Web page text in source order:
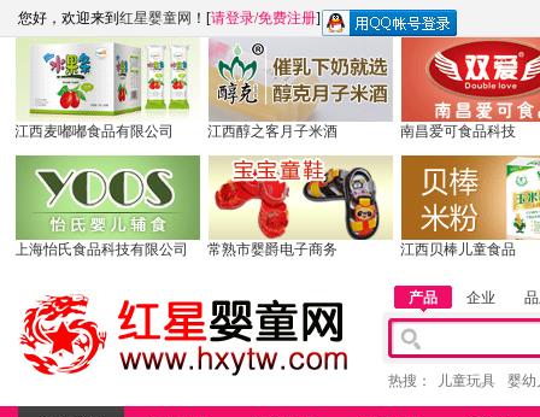
您好，欢迎来到 红星婴童网 ！[请登录/免费注册]
江西麦嘟嘟食品有限公司 江西醇之客月子米酒 南昌爱可食品科技
上海怡氏食品科技有限公司 常熟市婴爵电子商务 江西贝棒儿童食品
产品 企业
热搜： 儿童玩具 婴幼